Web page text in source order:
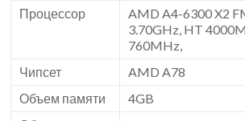
Процессор
AMD A4-6300 X2
3.70GHz, HT
760MHz,
Чипсет
AMD A78
Объем памяти
4GB